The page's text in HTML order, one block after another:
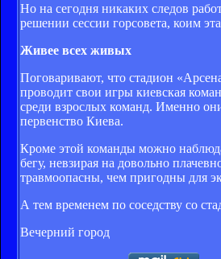
Но на сегодня никаких следов
решении сессии горсовета, коим
Живее всех живых
Поговаривают, что стадион
проводит свои игры киевская
среди взрослых команд. Именно
первенство Киева.
Кроме этой команды можно
бегу, невзирая на довольно
травмоопасны, чем пригодны для
А тем временем по соседству со
Вечерний город